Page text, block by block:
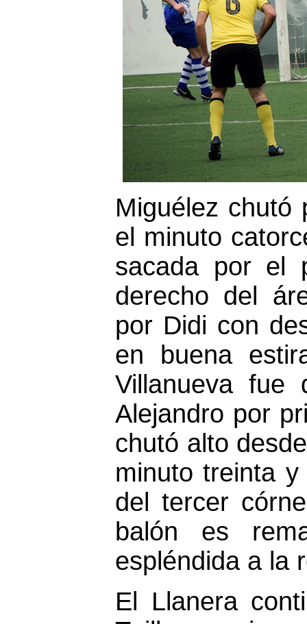
Miguélez chutó
el minuto
sacada por el
derecho del
por Didi con
en buena
Villanueva
Alejandro por
chutó alto
minuto treinta
del tercer
balón es
espléndida a la
El Llanera